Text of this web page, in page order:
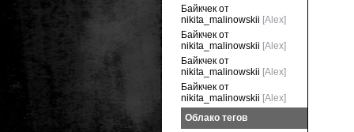
Байкчек от
nikita_malinowskii [Alex]
Байкчек от
nikita_malinowskii [Alex]
Байкчек от
nikita_malinowskii [Alex]
Байкчек от
nikita_malinowskii [Alex]
Облако тегов